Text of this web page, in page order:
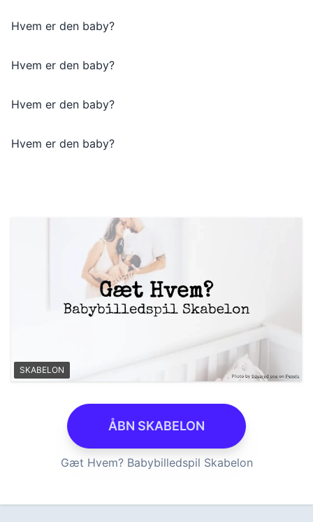
Hvem er den baby?
Hvem er den baby?
Hvem er den baby?
Hvem er den baby?
SKABELON
ÅBN SKABELON
Gæt Hvem? Babybilledspil Skabelon